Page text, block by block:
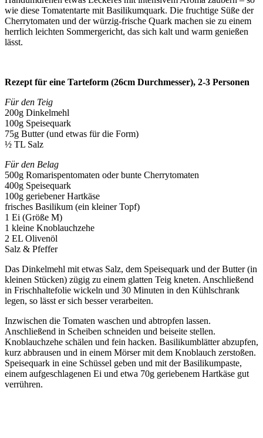
wie diese Tomatentarte mit Basilikumquark. Die fruchtige Süße der
Cherrytomaten und der würzig-frische Quark machen sie zu einem
herrlich leichten Sommergericht, das sich kalt und warm genießen
lässt.
Rezept für eine Tarteform (26cm Durchmesser), 2-3 Personen
Für den Teig
200g Dinkelmehl
100g Speisequark
75g Butter (und etwas für die Form)
½ TL Salz
Für den Belag
500g Romarispentomaten oder bunte Cherrytomaten
400g Speisequark
100g geriebener Hartkäse
frisches Basilikum (ein kleiner Topf)
1 Ei (Größe M)
1 kleine Knoblauchzehe
2 EL Olivenöl
Salz & Pfeffer
Das Dinkelmehl mit etwas Salz, dem Speisequark und der Butter (in
kleinen Stücken) zügig zu einem glatten Teig kneten. Anschließend
in Frischhaltefolie wickeln und 30 Minuten in den Kühlschrank
legen, so lässt er sich besser verarbeiten.
Inzwischen die Tomaten waschen und abtropfen lassen.
Anschließend in Scheiben schneiden und beiseite stellen.
Knoblauchzehe schälen und fein hacken. Basilikumblätter abzupfen,
kurz abbrausen und in einem Mörser mit dem Knoblauch zerstoßen.
Speisequark in eine Schüssel geben und mit der Basilikumpaste,
einem aufgeschlagenen Ei und etwa 70g geriebenem Hartkäse gut
verrühren.